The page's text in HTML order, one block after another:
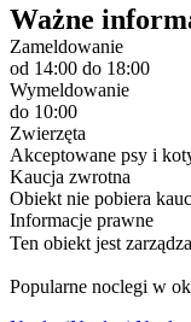
Ważne
Zameldowanie
od 14:00 do 18:00
Wymeldowanie
do 10:00
Zwierzęta
Akceptowane psy i
Kaucja zwrotna
Obiekt nie pobiera
Informacje prawne
Ten obiekt jest
Popularne noclegi w